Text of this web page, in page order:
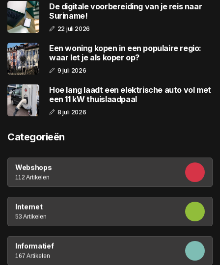
De digitale voorbereiding van je reis naar
Suriname!
22 juli 2026
Een woning kopen in een populaire regio:
waar let je als koper op?
9 juli 2026
Hoe lang laadt een elektrische auto vol met
een 11 kW thuislaadpaal
8 juli 2026
Categorieën
Webshops
112 Artikelen
Internet
53 Artikelen
Informatief
167 Artikelen